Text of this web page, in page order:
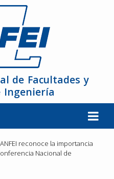
de Facultades y
Ingeniería
reconoce la importancia
Nacional de